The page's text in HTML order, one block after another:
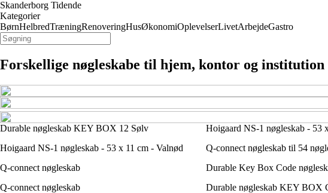
Skanderborg Tidende
Kategorier
BørnHelbredTræningRenoveringHusØkonomiOplevelserLivetArbejdeGastro
Forskellige nøgleskabe til hjem, kontor og institution
Durable nøgleskab KEY BOX 12 Sølv Hoigaard NS-1 nøgleskab - 53
Hoigaard NS-1 nøgleskab - 53 x 11 cm - Valnød
Q-connect nøgleskab til 54
Q-connect nøgleskab
Durable Key Box Code
Q-connect nøgleskab
Durable nøgleskab KEY BOX